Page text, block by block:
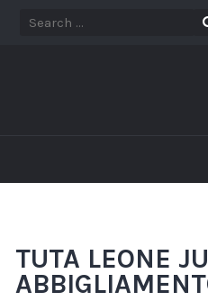
TUTA LEONE